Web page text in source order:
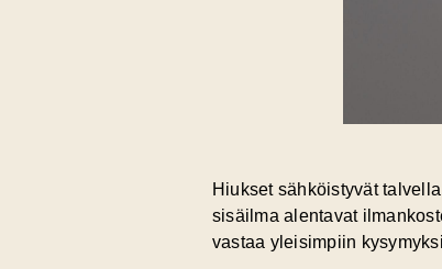
Hiukset sähköistyvät
sisäilma alentavat
vastaa yleisimpiin